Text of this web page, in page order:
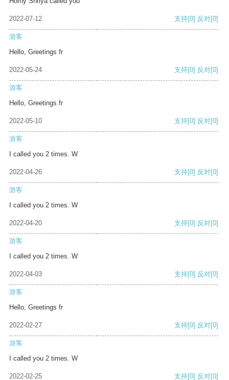
2022-07-12 支持[0] 反对[0]
游客
Hello, Greetings fr
2022-05-24 支持[0] 反对[0]
游客
Hello, Greetings fr
2022-05-10 支持[0] 反对[0]
游客
I called you 2 times. W
2022-04-26 支持[0] 反对[0]
游客
I called you 2 times. W
2022-04-20 支持[0] 反对[0]
游客
I called you 2 times. W
2022-04-03 支持[0] 反对[0]
游客
Hello, Greetings fr
2022-02-27 支持[0] 反对[0]
游客
I called you 2 times. W
2022-02-25 支持[0] 反对[0]